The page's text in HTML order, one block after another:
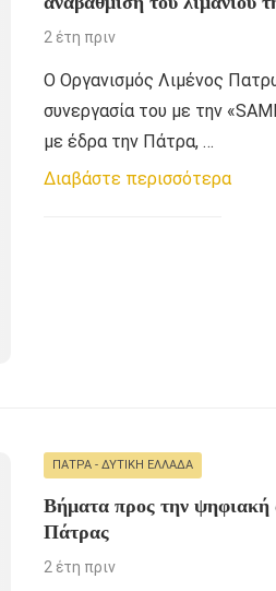
2 έτη πριν
Ο Οργανισμός Λιμένος
συνεργασία του με την
με έδρα την Πάτρα, …
Διαβάστε περισσότερα
ΠΆΤΡΑ - ΔΥΤΙΚΉ ΕΛΛΆΔΑ
Βήματα προς την ψηφιακή
Πάτρας
2 έτη πριν